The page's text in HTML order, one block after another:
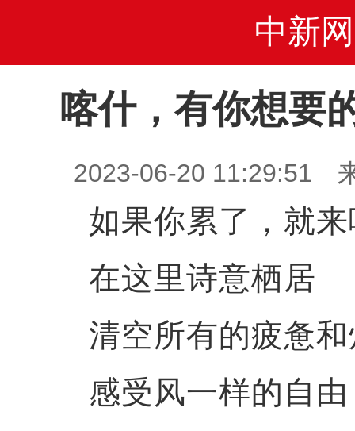
中新网
喀什，有你想要
2023-06-20 11:29:51
如果你累了，就来
在这里诗意栖居
清空所有的疲惫和
感受风一样的自由